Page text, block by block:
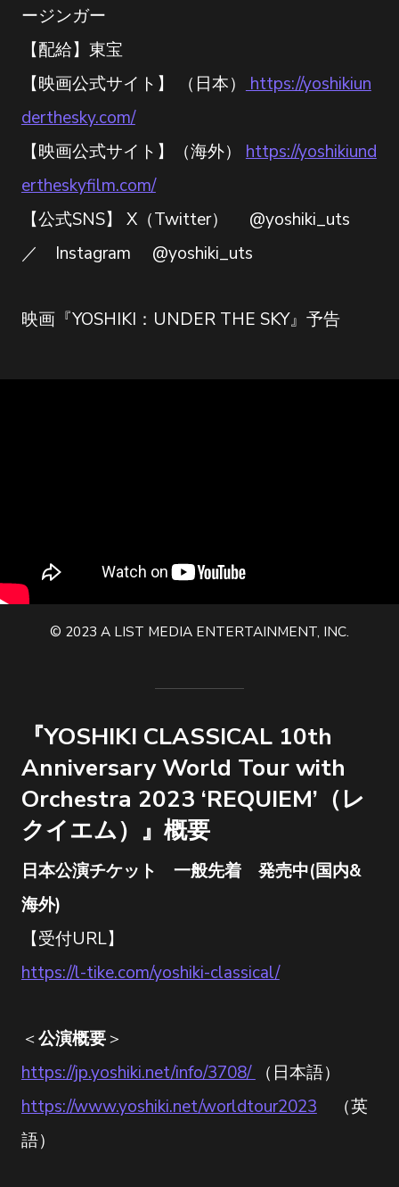
ージンガー
【配給】東宝
【映画公式サイト】 （日本）
https://yoshikiun
derthesky.com/
【映画公式サイト】（海外） https://yoshikiund
ertheskyfilm.com/
【公式SNS】 X（Twitter） @yoshiki_uts
／ Instagram @yoshiki_uts
映画『YOSHIKI：UNDER THE SKY』予告
© 2023 A LIST MEDIA ENTERTAINMENT, INC.
『YOSHIKI CLASSICAL 10th
Anniversary World Tour with
Orchestra 2023 ‘REQUIEM’（レ
クイエム）』概要
日本公演チケット 一般先着 発売中(国内&
海外)
【受付URL】
https://l-tike.com/yoshiki-classical/
＜公演概要＞
https://jp.yoshiki.net/info/3708/
（日本語）
https://www.yoshiki.net/worldtour2023 （英
語）